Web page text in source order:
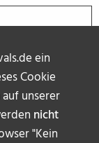
ein
Cookie
unserer
nicht
"Kein